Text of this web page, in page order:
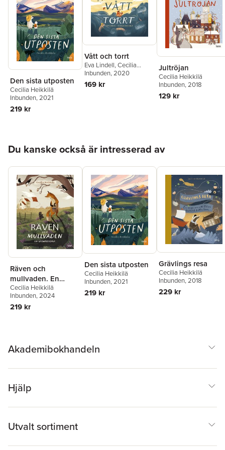
Den sista utposten
Cecilia Heikkilä
Inbunden, 2021
219 kr
Vått och torrt
Eva Lindell,Cecilia
Heikkilä
Inbunden, 2020
169 kr
Jultröjan
Cecilia Heikkilä
Inbunden, 2018
129 kr
Du kanske också är intresserad av
Räven och
mullvaden. En
spökhistoria
Cecilia Heikkilä
Inbunden, 2024
219 kr
Den sista utposten
Cecilia Heikkilä
Inbunden, 2021
219 kr
Grävlings resa
Cecilia Heikkilä
Inbunden, 2018
229 kr
Akademibokhandeln
Hjälp
Utvalt sortiment